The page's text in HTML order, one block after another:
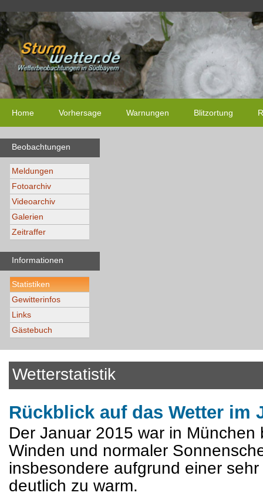
Home Vorhersage Warnungen Blitzortung
Beobachtungen
Meldungen
Fotoarchiv
Videoarchiv
Galerien
Zeitraffer
Informationen
Statistiken
Gewitterinfos
Links
Gästebuch
Wetterstatistik
Rückblick auf das Wetter im
Der Januar 2015 war in
Winden und normaler
insbesondere aufgrund einer
deutlich zu warm.